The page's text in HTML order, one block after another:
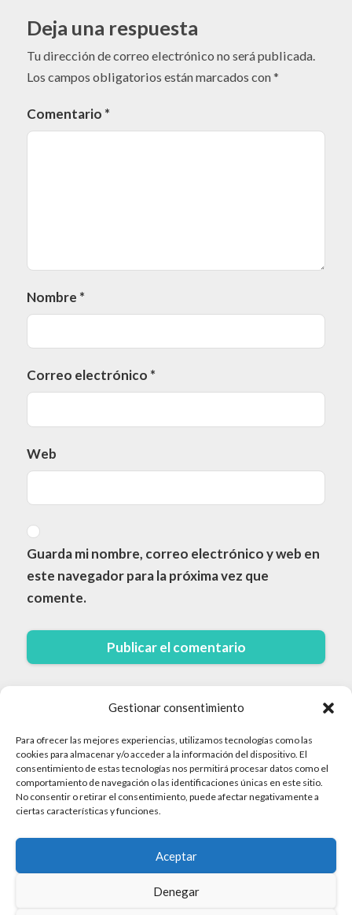
Gestionar consentimiento
Para ofrecer las mejores experiencias, utilizamos tecnologías como las
cookies para almacenar y/o acceder a la información del dispositivo. El
consentimiento de estas tecnologías nos permitirá procesar datos como el
comportamiento de navegación o las identificaciones únicas en este sitio.
No consentir o retirar el consentimiento, puede afectar negativamente a
ciertas características y funciones.
Aceptar
Denegar
Deja una respuesta
Tu dirección de correo electrónico no será publicada.
Los campos obligatorios están marcados con*
Comentario *
Nombre *
Correo electrónico *
Web
Guarda mi nombre, correo electrónico y web en
este navegador para la próxima vez que
comente.
© 2026 Cruceros · Todos los derechos reservados
Aviso Legal
Mapa del sitio